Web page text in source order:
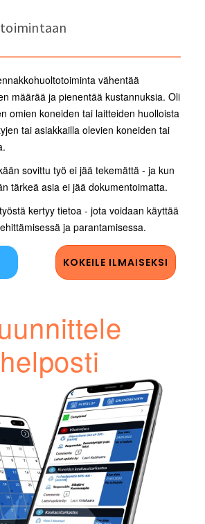
vähentää
määrää ja pienentää kustannuksia. Oli
omien koneiden tai laitteiden huolloista
tai asiakkailla olevien koneiden tai
sovittu työ ei jää tekemättä - ja kun
tärkeä asia ei jää dokumentoimatta.
kertyy tietoa - jota voidaan käyttää
ja parantamisessa.
KOKEILE ILMAISEKSI
helposti